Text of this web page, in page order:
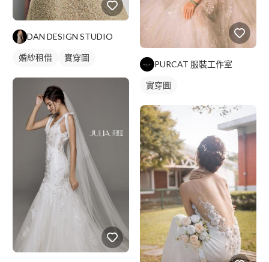
DAN DESIGN STUDIO
婚紗租借 實穿圖
PURCAT 服裝工作室
實穿圖